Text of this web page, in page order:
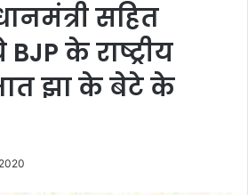
सहित
के राष्ट्रीय
झा के बेटे के